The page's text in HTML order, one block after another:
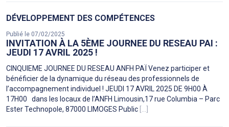
DÉVELOPPEMENT DES COMPÉTENCES
Publié le 07/02/2025
INVITATION À LA 5ÈME JOURNEE DU RESEAU PAI :
JEUDI 17 AVRIL 2025 !
CINQUIEME JOURNEE DU RESEAU ANFH PAÏ Venez participer et
bénéficier de la dynamique du réseau des professionnels de
l’accompagnement individuel ! JEUDI 17 AVRIL 2025 DE 9H00 À
17H00 dans les locaux de l’ANFH Limousin,17 rue Columbia – Parc
Ester Technopole, 87000 LIMOGES Public [...]